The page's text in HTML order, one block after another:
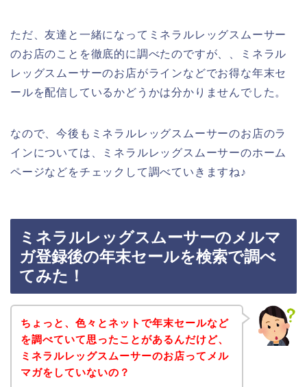
ただ、友達と一緒になってミネラルレッグスムーサー
のお店のことを徹底的に調べたのですが、、ミネラル
レッグスムーサーのお店がラインなどでお得な年末セ
ールを配信しているかどうかは分かりませんでした。
なので、今後もミネラルレッグスムーサーのお店のラ
インについては、ミネラルレッグスムーサーのホーム
ページなどをチェックして調べていきますね♪
ミネラルレッグスムーサーのメルマ
ガ登録後の年末セールを検索で調べ
てみた！
ちょっと、色々とネットで年末セールなど
を調べていて思ったことがあるんだけど、
ミネラルレッグスムーサーのお店ってメル
マガをしていないの？